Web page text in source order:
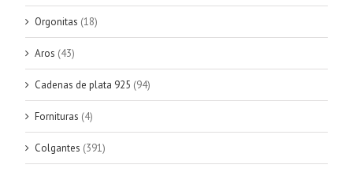
Orgonitas (18)
Aros (43)
Cadenas de plata 925 (94)
Fornituras (4)
Colgantes (391)